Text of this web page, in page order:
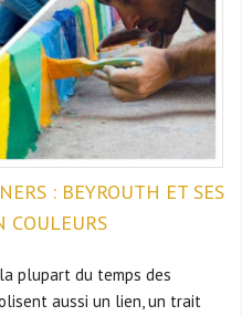
: BEYROUTH ET SES
COULEURS
plupart du temps des
aussi un lien, un trait